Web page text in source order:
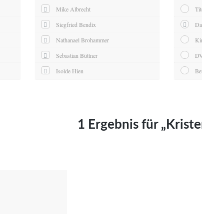
Mike Albrecht
Siegfried Bendix
Nathanael Brohammer
Sebastian Büttner
Isolde Hien
Maximilian Kosing
1 Ergebnis für